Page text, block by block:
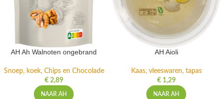
AH Ah Walnoten ongebrand
Snoep, koek, Chips en Chocolade
€2,89
NAAR AH
AH Aioli
Kaas, vleeswaren, tapas
€1,29
NAAR AH